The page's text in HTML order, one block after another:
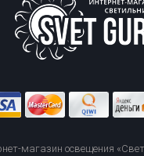
магазин освещения